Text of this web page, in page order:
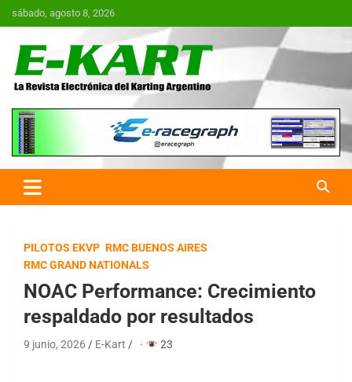
Saltar
al
sábado, agosto 8, 2026
E-Kart.com.ar | La Revista
Electrónica del Karting en
Argentina
PILOTOS EKVP RMC BUENOS AIRES
RMC GRAND NATIONALS
NOAC Performance: Crecimiento
respaldado por resultados
9 junio, 2026 E-Kart · 23